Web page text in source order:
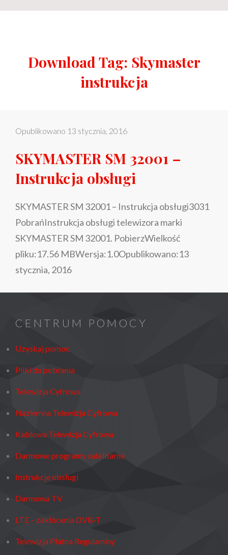
Download Tag: Skymaster
instrukcja
Opublikowano 13 stycznia, 2016
SKYMASTER SM 32001 –
Instrukcja obsługi
SKYMASTER SM 32001 – Instrukcja obsługi3031
PobrańInstrukcja obsługi telewizora marki
SKYMASTER SM 32001. PobierzWielkość
pliku:17.56 MBWersja:1.0Opublikowano:13
stycznia, 2016
CENTRUM POMOCY
Uzyskaj pomoc
Pliki do pobrania
Telewizja Cyfrowa
Naziemna Telewizja Cyfrowa
Kablowa Telewizja Cyfrowa
Darmowe programy satelitarne
Instrukcje obsługi
Darmowa TV
LTE – zakłócenia DVB-T
Telewizja Płatna Regulaminy